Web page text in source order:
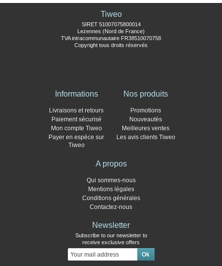
Tiweo
SIRET 51007075800014
Lezennes (Nord de France)
TVA intracommunautaire FR38510070758
Copyright tous droits réservés
Informations
Livraisons et retours
Paiement sécurisé
Mon compte Tiweo
Payer en espèce sur
Tiweo
Nos produits
Promotions
Nouveautés
Meilleures ventes
Les avis clients Tiweo
A propos
Qui sommes-nous
Mentions légales
Conditions générales
Contactez-nous
Newsletter
Subscribe to our newsletter to
receive exclusive offers